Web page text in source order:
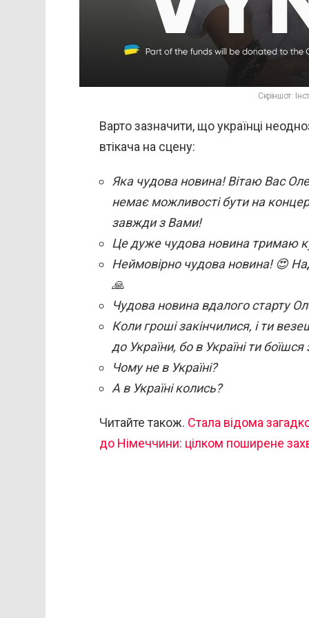
Скріншот:
Варто зазначити, що українці
втікача на сцену:
Яка чудова новина! Вітаю Вас
немає можливості бути на
завжди з Вами!
Це дуже чудова новина тримаю
Неймовірно чудова новина! 😍
🙏
Чудова новина вдалого старту
Коли гроші закінчилися, і ти
до України, бо в Україні ти боїшся
Чому не в Україні?
А в Україні колись?
Читайте також. Стала відома
до Німеччини: цілком поширене